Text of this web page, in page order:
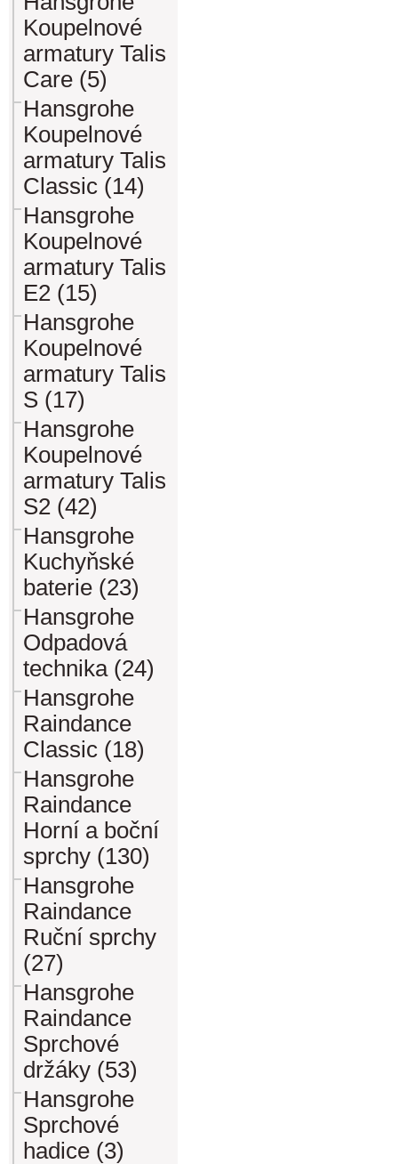
Koupelnové
armatury Talis
Care (5)
Hansgrohe
Koupelnové
armatury Talis
Classic (14)
Hansgrohe
Koupelnové
armatury Talis
E2 (15)
Hansgrohe
Koupelnové
armatury Talis
S (17)
Hansgrohe
Koupelnové
armatury Talis
S2 (42)
Hansgrohe
Kuchyňské
baterie (23)
Hansgrohe
Odpadová
technika (24)
Hansgrohe
Raindance
Classic (18)
Hansgrohe
Raindance
Horní a boční
sprchy (130)
Hansgrohe
Raindance
Ruční sprchy
(27)
Hansgrohe
Raindance
Sprchové
držáky (53)
Hansgrohe
Sprchové
hadice (3)